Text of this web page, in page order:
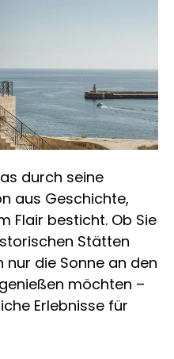
durch seine
aus Geschichte,
Flair besticht. Ob Sie
Stätten
die Sonne an den
möchten –
Erlebnisse für